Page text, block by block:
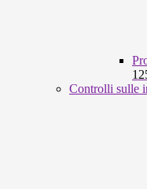
Controlli sulle